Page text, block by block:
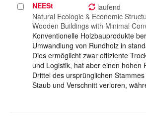
Projekt
auswählen
NEESt laufend
Natural Ecologic & Economic
Wooden Buildings with Minimal
Konventionelle Holzbauprodukte
Umwandlung von Rundholz in
Dies ermöglicht zwar effiziente
und Logistik, hat aber einen hohen
Drittel des ursprünglichen
Staub und Verschnitt verloren,